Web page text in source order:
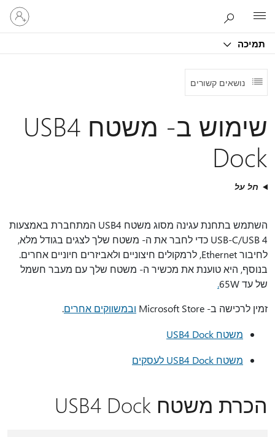
תמיכה
היכנס
לחשבון
שלך
נושאים קשורים
שימוש ב- משטח USB4
Dock
חל על
השתמש בתחנת עגינה מסוג משטח USB4 המתחברת באמצעות
USB-C/USB 4 כדי לחבר את ה- משטח שלך לצגים בגודל מלא,
לחיבור Ethernet, לרמקולים חיצוניים ולאביזרים חיוניים אחרים.
בנוסף, היא טוענת את מכשיר ה- משטח שלך עם מעבר חשמל
של עד 65W
.
זמין לרכישה ב- Microsoft Store
ובמשווקים אחרים.
משטח USB4 Dock
משטח USB4 Dock לעסקים
הכרת משטח USB4 Dock